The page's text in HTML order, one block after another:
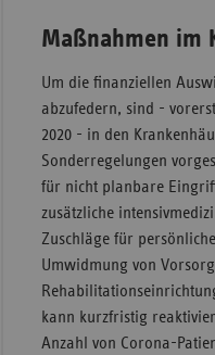
Maßnahmen im
Um die finanziellen
abzufedern, sind -
2020 - in den
Sonderregelungen
für nicht planbare
zusätzliche
Zuschläge für
Umwidmung von
kann kurzfristig
Anzahl von Corona-